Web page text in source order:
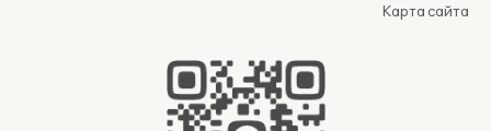
Карта сайта